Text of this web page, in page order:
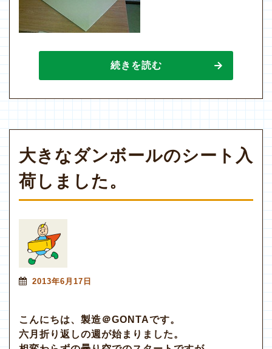
続きを読む
大きなダンボールのシート入
荷しました。
2013年6月17日
こんにちは、製造＠GONTAです。
六月折り返しの週が始まりました。